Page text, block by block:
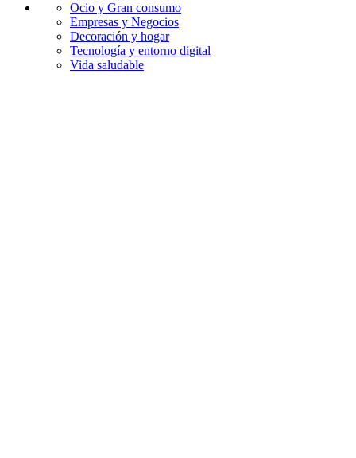
Ocio y Gran consumo
Empresas y Negocios
Decoración y hogar
Tecnología y entorno digital
Vida saludable